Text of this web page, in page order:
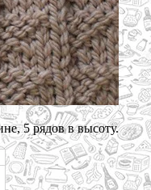
5 рядов в высоту.